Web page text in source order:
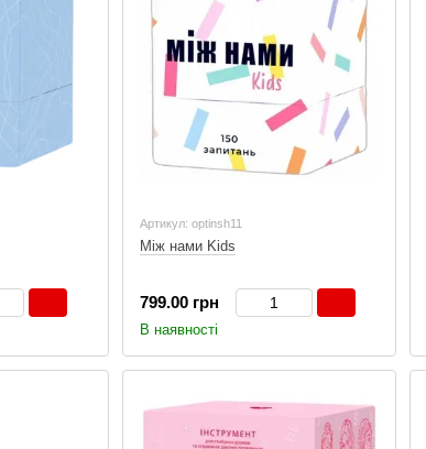
Артикул: optinsh11
Між нами Kids
799.00 грн
В наявності